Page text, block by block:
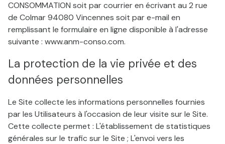
CONSOMMATION soit par courrier en écrivant au 2 rue
de Colmar 94080 Vincennes soit par e-mail en
remplissant le formulaire en ligne disponible à l'adresse
suivante : www.anm-conso.com.
La protection de la vie privée et des
données personnelles
Le Site collecte les informations personnelles fournies
par les Utilisateurs à l'occasion de leur visite sur le Site.
Cette collecte permet : L'établissement de statistiques
générales sur le trafic sur le Site ; L'envoi vers les